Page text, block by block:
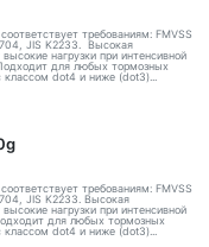
требованиям: FMVSS
JIS K2233. Высокая
нагрузки при интенсивной
для любых тормозных
dot4 и ниже (dot3)...
требованиям: FMVSS
JIS K2233. Высокая
нагрузки при интенсивной
для любых тормозных
dot4 и ниже (dot3)...